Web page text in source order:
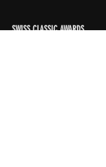
SWISS CLASSIC AWARDS